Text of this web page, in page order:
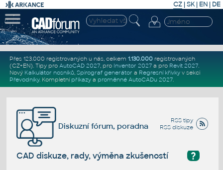
CZ | SK| EN | DE
Přes 123.000 registrovaných u nás, celkem 1.130.000registrovaných
(CZ+EN). Tipy pro AutoCAD 2027, pro Inventor 2027a pro Revit 2027.
Nový Kalkulátor nosníků, Spirograf generátor a Regresní křivkyv sekci
Převodníky. Kompletní příkazya proměnné AutoCADu 2027.
RSS tipy
RSS diskuze
Diskuzní fórum, poradna
?
CAD diskuze, rady, výměna zkušeností